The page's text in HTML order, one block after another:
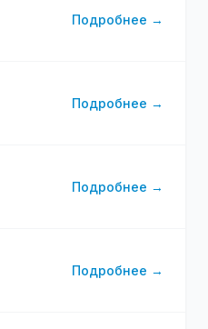
Подробнее →
Подробнее →
Подробнее →
Подробнее →